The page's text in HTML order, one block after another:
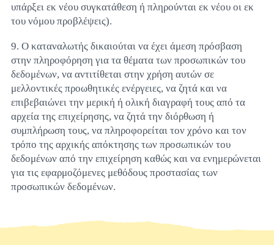
υπάρξει εκ νέου συγκατάθεση ή πληρούνται εκ νέου οι εκ
του νόμου προβλέψεις).
9. Ο καταναλωτής δικαιούται να έχει άμεση πρόσβαση
στην πληροφόρηση για τα θέματα των προσωπικών του
δεδομένων, να αντιτίθεται στην χρήση αυτών σε
μελλοντικές προωθητικές ενέργειες, να ζητά και να
επιβεβαιώνει την μερική ή ολική διαγραφή τους από τα
αρχεία της επιχείρησης, να ζητά την διόρθωση ή
συμπλήρωση τους, να πληροφορείται τον χρόνο και τον
τρόπο της αρχικής απόκτησης των προσωπικών του
δεδομένων από την επιχείρηση καθώς και να ενημερώνεται
για τις εφαρμοζόμενες μεθόδους προστασίας των
προσωπικών δεδομένων.